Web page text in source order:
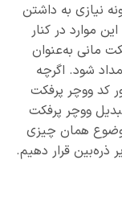
نیازی به داشتن
موارد در کنار
مانی به‌عنوان
شود. اگرچه
کد ووچر پرفکت
ووچر پرفکت
موضوع همان چیزی
ذره‌بین قرار دهیم.